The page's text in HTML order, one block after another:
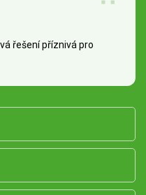
řešení příznivá pro